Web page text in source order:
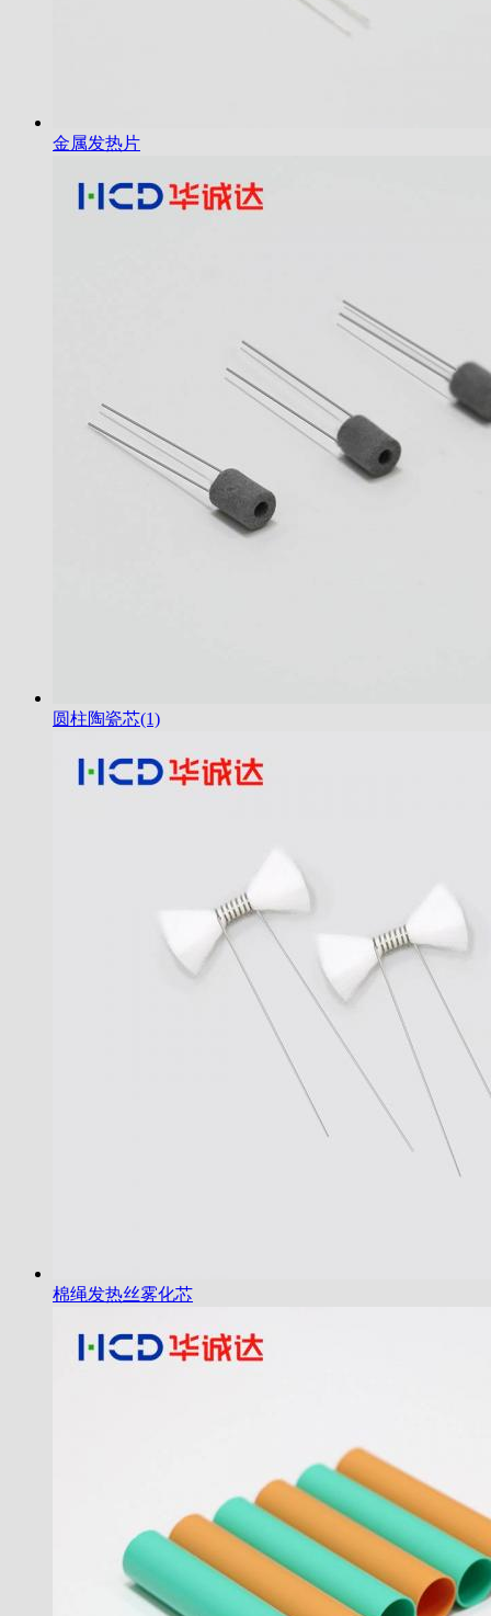
金属发热片
圆柱陶瓷芯(1)
棉绳发热丝雾化芯